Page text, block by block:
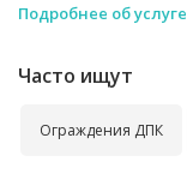
Подробнее об услуге
Часто ищут
Ограждения ДПК